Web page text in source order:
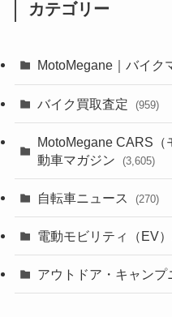
カテゴリー
MotoMegane｜バイク
(44)
(638)
(118)
(60)
(38) (249)
(306)
(1,226)
バイク買取査定 (959)
MotoMegane CARS（
動車マガジン
(3,605)
(185)
自転車ニュース (270)
(54)
電動モビリティ（EV
アウトドア・キャンプ